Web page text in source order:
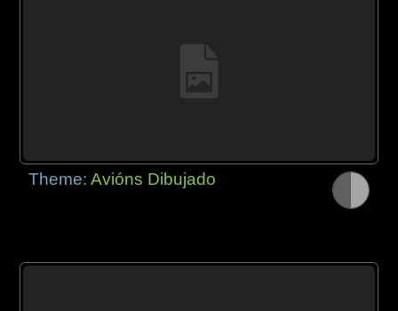
Theme:Avións Dibujado